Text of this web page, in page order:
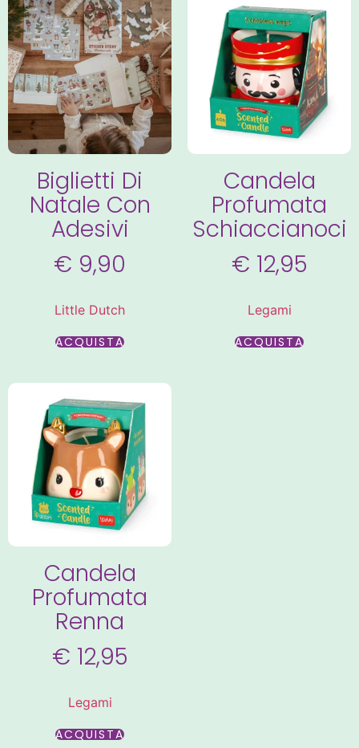
Biglietti Di
Natale Con
Adesivi
€ 9,90
Little Dutch
ACQUISTA
Candela
Profumata
Schiaccianoci
€ 12,95
Legami
ACQUISTA
Candela
Profumata
Renna
€ 12,95
Legami
ACQUISTA